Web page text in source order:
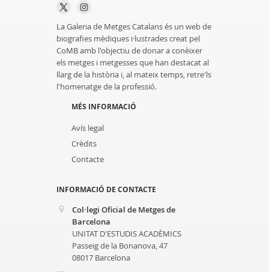
La Galeria de Metges Catalans és un web de
biografies mèdiques i·lustrades creat pel
CoMB amb l'objectiu de donar a conèixer
els metges i metgesses que han destacat al
llarg de la història i, al mateix temps, retre'ls
l'homenatge de la professió.
MÉS INFORMACIÓ
Avís legal
Crèdits
Contacte
INFORMACIÓ DE CONTACTE
Col·legi Oficial de Metges de
Barcelona
UNITAT D'ESTUDIS ACADÈMICS
Passeig de la Bonanova, 47
08017 Barcelona